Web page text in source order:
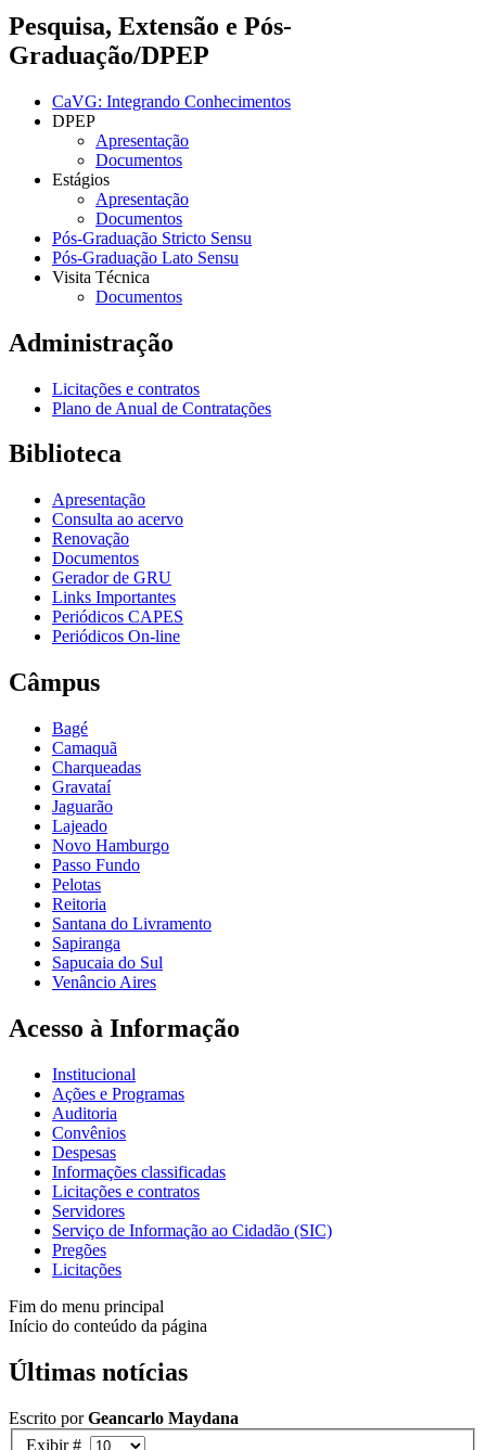
Pesquisa, Extensão e Pós-
Graduação/DPEP
CaVG: Integrando Conhecimentos
DPEP
Apresentação
Documentos
Estágios
Apresentação
Documentos
Pós-Graduação Stricto Sensu
Pós-Graduação Lato Sensu
Visita Técnica
Documentos
Administração
Licitações e contratos
Plano de Anual de Contratações
Biblioteca
Apresentação
Consulta ao acervo
Renovação
Documentos
Gerador de GRU
Links Importantes
Periódicos CAPES
Periódicos On-line
Câmpus
Bagé
Camaquã
Charqueadas
Gravataí
Jaguarão
Lajeado
Novo Hamburgo
Passo Fundo
Pelotas
Reitoria
Santana do Livramento
Sapiranga
Sapucaia do Sul
Venâncio Aires
Acesso à Informação
Institucional
Ações e Programas
Auditoria
Convênios
Despesas
Informações classificadas
Licitações e contratos
Servidores
Serviço de Informação ao Cidadão (SIC)
Pregões
Licitações
Fim do menu principal
Início do conteúdo da página
Últimas notícias
Escrito porGeancarlo Maydana
Exibir #